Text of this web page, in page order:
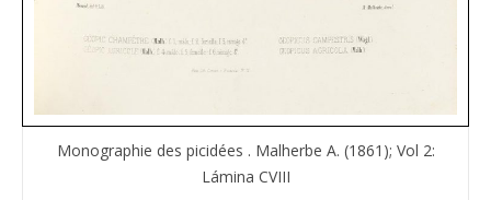
Monographie des picidées . Malherbe A. (1861); Vol 2:
Lámina CVIII